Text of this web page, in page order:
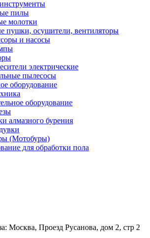
пилы
молотки
пушки, осушители, вентиляторы
и насосы
электрические
пылесосы
оборудование
оборудование
алмазного бурения
(Мотобуры)
для обработки пола
Москва, Проезд Русанова, дом 2, стр 2